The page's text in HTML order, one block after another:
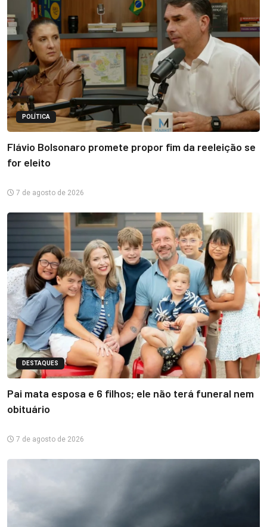
POLÍTICA
Flávio Bolsonaro promete propor fim da reeleição se
for eleito
7 de agosto de 2026
DESTAQUES
Pai mata esposa e 6 filhos; ele não terá funeral nem
obituário
7 de agosto de 2026